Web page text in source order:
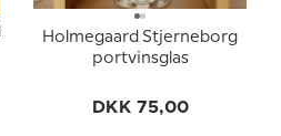
Holmegaard Stjerneborg
portvinsglas
DKK 75,00